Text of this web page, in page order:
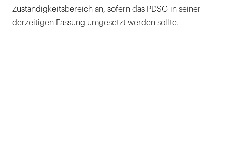
Zuständigkeitsbereich an, sofern das PDSG in seiner
derzeitigen Fassung umgesetzt werden sollte.